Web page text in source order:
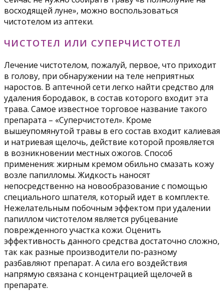
восходящей луне», можно воспользоваться
чистотелом из аптеки.
ЧИСТОТЕЛ ИЛИ СУПЕРЧИСТОТЕЛ
Лечение чистотелом, пожалуй, первое, что приходит
в голову, при обнаружении на теле неприятных
наростов. В аптечной сети легко найти средство для
удаления бородавок, в состав которого входит эта
трава. Самое известное торговое название такого
препарата – «Суперчистотел». Кроме
вышеупомянутой травы в его состав входит калиевая
и натриевая щелочь, действие которой проявляется
в возникновении местных ожогов. Способ
применения: жирным кремом обильно смазать кожу
возле папилломы. Жидкость наносят
непосредственно на новообразование с помощью
специального шпателя, который идет в комплекте.
Нежелательным побочным эффектом при удалении
папиллом чистотелом является рубцевание
поврежденного участка кожи. Оценить
эффективность данного средства достаточно сложно,
так как разные производители по-разному
разбавляют препарат. А сила его воздействия
напрямую связана с концентрацией щелочей в
препарате.